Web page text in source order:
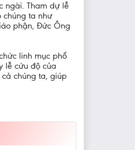
ngài. Tham dự lễ
chúng ta như
phận, Đức Ông
linh mục phổ
lễ cứu độ của
chúng ta, giúp